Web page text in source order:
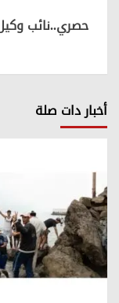
حصري..نائب
أخبار دات صلة